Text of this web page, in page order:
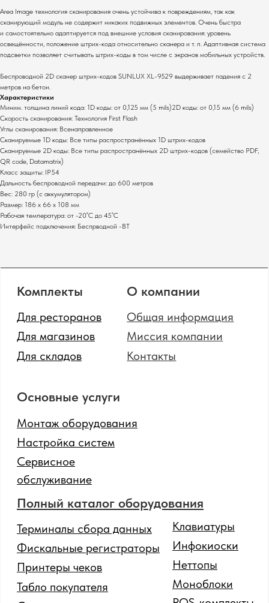
Area Image технология сканирования очень устойчива к повреждениям, так как
сканирующий модуль не содержит никаких подвижных элементов. Очень быстра
и самостоятельно адаптируется под внешние условия сканирования: уровень
освещённости, положение штрих-кода относительно сканера и т. п. Адаптивная система
подсветки позволяет считывать штрих-коды в том числе с экранов мобильных устройств.
Беспроводной 2D сканер штрих-кодов SUNLUX XL-9529 выдерживает падения с 2
метров на бетон.
Характеристики
Миним. толщина линий кода: 1D коды: от 0,125 мм (5 mils)2D коды: от 0,15 мм (6 mils)
Скорость сканирования: Технология First Flash
Углы сканирования: Всенаправленное
Сканируемые 1D коды: Все типы распространённых 1D штрих-кодов
Сканируемые 2D коды: Все типы распространённых 2D штрих-кодов (семейство PDF,
QR code, Datamatrix)
Класс защиты: IP54
Дальность беспроводной передачи: до 600 метров
Вес: 280 гр (с аккумулятором)
Размер: 186 х 66 х 108 мм
Рабочая температура: от -20˚C до 45˚C
Интерфейс подключения: Беспрводной -ВТ
Контакты
Для ресторанов
Для магазинов
Для складов
Монтаж оборудования
Общая информация
SOTA
Полный каталог оборудования
Миссия компании
Настройка систем
Сервисное
обслуживание
Основные услуги
Терминалы сбора данных
Фискальные регистраторы
Табло покупателя
Сканеры штрихкодов
Принтеры чеков
© 2024 Все права защищены.
Политика конфиденциальности
Сайт от GetProSite
сканеры штрихкодов